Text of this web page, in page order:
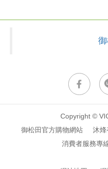
Copyright ©
御松田官方購物網站 沐烽
消費者服務專